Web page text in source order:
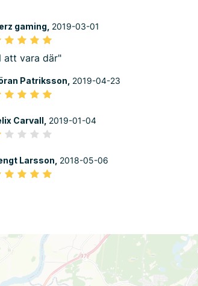
gaming, 2019-03-01
att vara där"
Patriksson, 2019-04-23
Carvall, 2019-01-04
Larsson, 2018-05-06